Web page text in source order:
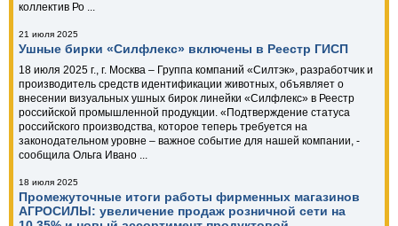
коллектив Ро ...
21 июля 2025
Ушные бирки «Силфлекс» включены в Реестр ГИСП
18 июля 2025 г., г. Москва – Группа компаний «Силтэк», разработчик и
производитель средств идентификации животных, объявляет о
внесении визуальных ушных бирок линейки «Силфлекс» в Реестр
российской промышленной продукции. «Подтверждение статуса
российского производства, которое теперь требуется на
законодательном уровне – важное событие для нашей компании, -
сообщила Ольга Ивано ...
18 июля 2025
Промежуточные итоги работы фирменных магазинов
АГРОСИЛЫ: увеличение продаж розничной сети на